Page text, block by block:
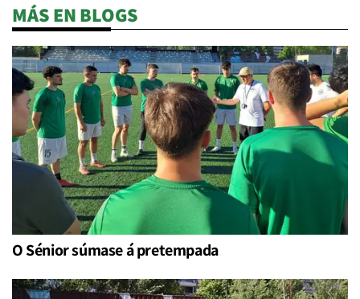
MÁS EN BLOGS
O Sénior súmase á pretempada